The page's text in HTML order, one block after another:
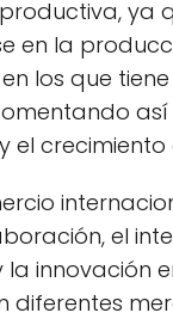
ya
en la
los que
así
el crecimiento
el
innovación
diferentes